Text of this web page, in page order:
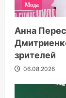
Мода
Анна
зрителей
06.08.2026